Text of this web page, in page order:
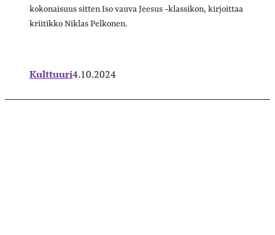
kokonaisuus sitten Iso vauva Jeesus -klassikon, kirjoittaa
kriitikko Niklas Pelkonen.
Kulttuuri4.10.2024